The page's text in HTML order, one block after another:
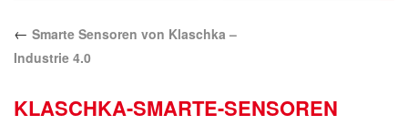
APPLIKATIONEN
LÖSUNGEN
KONTAKT
← Smarte Sensoren von Klaschka –
Industrie 4.0
KLASCHKA-SMARTE-SENSOREN